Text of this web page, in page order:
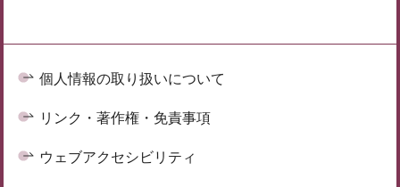
個人情報の取り扱いについて
リンク・著作権・免責事項
ウェブアクセシビリティ